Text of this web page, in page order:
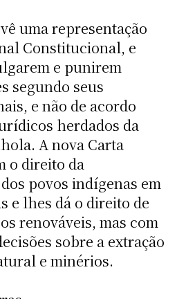
uma representação
Constitucional, e
e punirem
segundo seus
e não de acordo
herdados da
A nova Carta
o direito da
povos indígenas em
e lhes dá o direito de
renováveis, mas com
sobre a extração
e minérios.